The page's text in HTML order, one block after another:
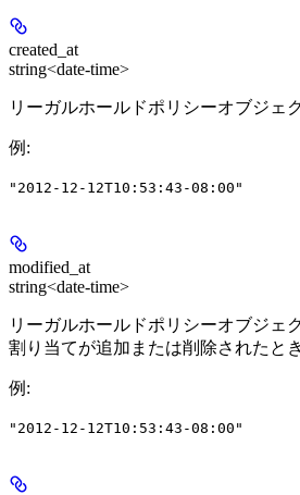
created_at
string<date-time>
リーガルホールドポリシーオブジェ
例 :
"2012-12-12T10:53:43-08:00"
modified_at
string<date-time>
リーガルホールドポリシーオブジェ
割り当てが追加または削除されたと
例 :
"2012-12-12T10:53:43-08:00"